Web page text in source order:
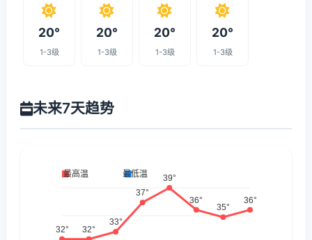
20°
1-3级
20°
1-3级
20°
1-3级
20°
1-3级
未来7天趋势